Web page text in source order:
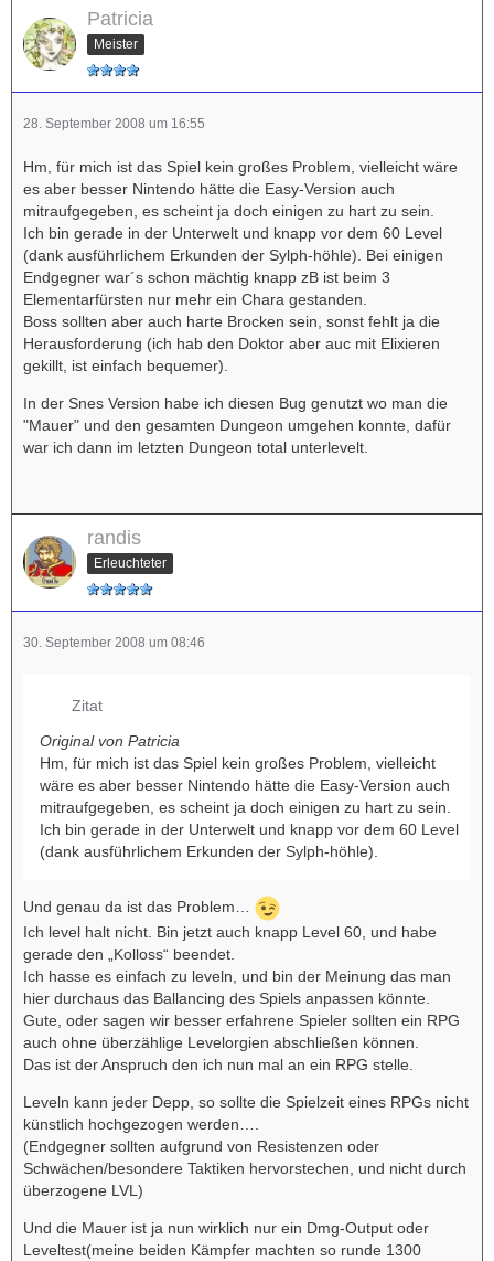
Patricia
Meister
28. September 2008 um 16:55
Hm, für mich ist das Spiel kein großes Problem, vielleicht wäre
es aber besser Nintendo hätte die Easy-Version auch
mitraufgegeben, es scheint ja doch einigen zu hart zu sein.
Ich bin gerade in der Unterwelt und knapp vor dem 60 Level
(dank ausführlichem Erkunden der Sylph-höhle). Bei einigen
Endgegner war´s schon mächtig knapp zB ist beim 3
Elementarfürsten nur mehr ein Chara gestanden.
Boss sollten aber auch harte Brocken sein, sonst fehlt ja die
Herausforderung (ich hab den Doktor aber auc mit Elixieren
gekillt, ist einfach bequemer).
In der Snes Version habe ich diesen Bug genutzt wo man die
"Mauer" und den gesamten Dungeon umgehen konnte, dafür
war ich dann im letzten Dungeon total unterlevelt.
randis
Erleuchteter
30. September 2008 um 08:46
Zitat
Original von Patricia
Hm, für mich ist das Spiel kein großes Problem, vielleicht
wäre es aber besser Nintendo hätte die Easy-Version auch
mitraufgegeben, es scheint ja doch einigen zu hart zu sein.
Ich bin gerade in der Unterwelt und knapp vor dem 60 Level
(dank ausführlichem Erkunden der Sylph-höhle).
Und genau da ist das Problem…
Ich level halt nicht. Bin jetzt auch knapp Level 60, und habe
gerade den „Kolloss“ beendet.
Ich hasse es einfach zu leveln, und bin der Meinung das man
hier durchaus das Ballancing des Spiels anpassen könnte.
Gute, oder sagen wir besser erfahrene Spieler sollten ein RPG
auch ohne überzählige Levelorgien abschließen können.
Das ist der Anspruch den ich nun mal an ein RPG stelle.
Leveln kann jeder Depp, so sollte die Spielzeit eines RPGs nicht
künstlich hochgezogen werden….
(Endgegner sollten aufgrund von Resistenzen oder
Schwächen/besondere Taktiken hervorstechen, und nicht durch
überzogene LVL)
Und die Mauer ist ja nun wirklich nur ein Dmg-Output oder
Leveltest(meine beiden Kämpfer machten so runde 1300